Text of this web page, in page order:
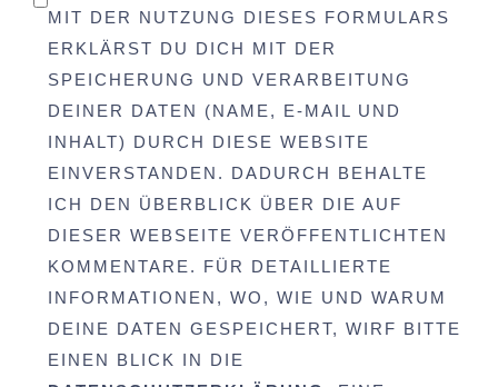
MIT DER NUTZUNG DIESES FORMULARS
ERKLÄRST DU DICH MIT DER
SPEICHERUNG UND VERARBEITUNG
DEINER DATEN (NAME, E-MAIL UND
INHALT) DURCH DIESE WEBSITE
EINVERSTANDEN. DADURCH BEHALTE
ICH DEN ÜBERBLICK ÜBER DIE AUF
DIESER WEBSEITE VERÖFFENTLICHTEN
KOMMENTARE. FÜR DETAILLIERTE
INFORMATIONEN, WO, WIE UND WARUM
DEINE DATEN GESPEICHERT, WIRF BITTE
EINEN BLICK IN DIE